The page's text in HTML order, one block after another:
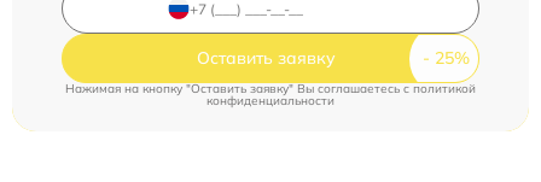
Оставить заявку
Нажимая на кнопку "Оставить заявку" Вы соглашаетесь cполитикой
конфиденциальности